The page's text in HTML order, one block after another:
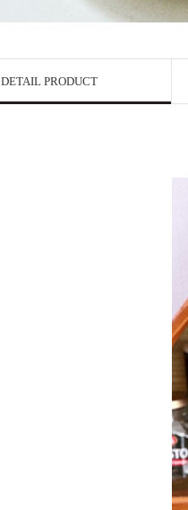
DETAIL PRODUCT